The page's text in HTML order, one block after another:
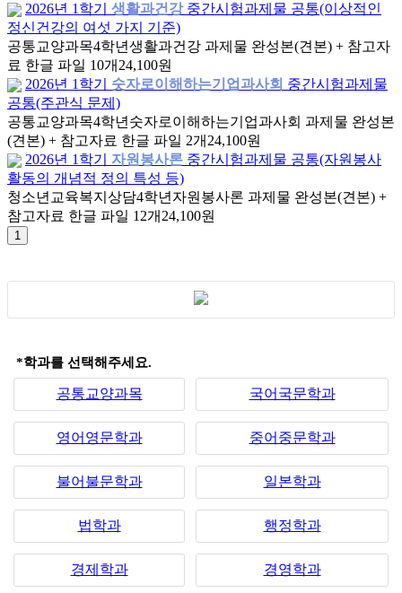
2026년 1학기
생활과건강 중간시험과제물 공통(이상적인
정신건강의 여섯 가지 기준)
공통교양과목4학년생활과건강 과제물 완성본(견본) + 참고자
료 한글 파일 10개 24,100원
2026년 1학기
숫자로이해하는기업과사회 중간시험과제물
공통(주관식 문제)
공통교양과목4학년 숫자로이해하는기업과사회 과제물 완성본
(견본) + 참고자료 한글 파일 2개 24,100원
2026년 1학기
자원봉사론 중간시험과제물 공통(자원봉사
활동의 개념적 정의 특성 등)
청소년교육복지상담4학년 자원봉사론 과제물 완성본(견본) +
참고자료 한글 파일 12개 24,100원
*학과를 선택해주세요.
공통교양과목 국어국문학과
영어영문학과 중어중문학과
불어불문학과 일본학과
법학과 행정학과
경제학과 경영학과